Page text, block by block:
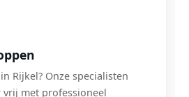
Rijkel? Onze specialisten
vrij met professioneel